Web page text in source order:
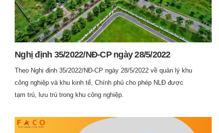
Nghị định 35/2022/NĐ-CP ngày 28/5/2022
Theo Nghị định 35/2022/NĐ-CP ngày 28/5/2022 về quản lý khu
công nghiệp và khu kinh tế, Chính phủ cho phép NLĐ được
tạm trú, lưu trú trong khu công nghiệp.